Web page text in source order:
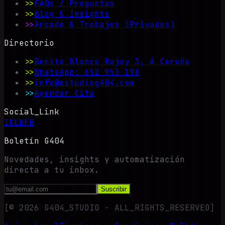
>>FAQs / Preguntas
>>Blog & Insights
>>Arcade & Trabajos (Privados)
Directorio
>>Benito Blanco Rajoy 3, A Coruña
>>WhatsApp: 652 953 198
>>info@estudiog404.com
>>Agendar Cita
Social_Link
IGLNFB
Boletín G404
Novedades, insights y automatización
directa a tu inbox.
Suscribir
[© 2026 G404_STUDIO - ALL_RIGHTS_RESERVED]